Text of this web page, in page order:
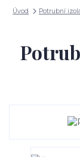
Úvod Potrubní